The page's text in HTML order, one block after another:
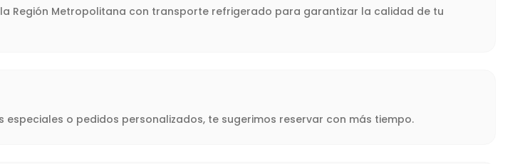
Región Metropolitana con transporte refrigerado para garantizar la calidad de tu
o pedidos personalizados, te sugerimos reservar con más tiempo.